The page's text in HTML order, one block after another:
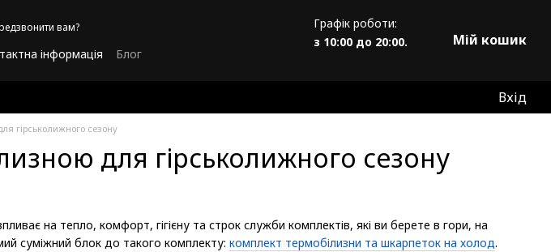
вам?
інформація
Блог
Графік роботи:
з 10:00 до 20:00.
Мій кошик
Вхід
гірськолижного сезону
для гірськолижного сезону
на тепло, комфорт, гігієну та строк служби комплектів, які ви берете в гори, на
суміжний блок до такого комплекту: комплект термобілизни та шкарпеток на холод.